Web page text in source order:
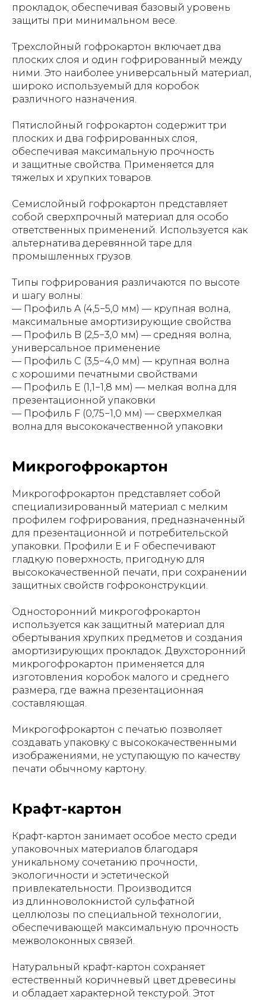
прокладок, обеспечивая базовый уровень
защиты при минимальном весе.
Трехслойный гофрокартон включает два
плоских слоя и один гофрированный между
ними. Это наиболее универсальный материал,
широко используемый для коробок
различного назначения.
Пятислойный гофрокартон содержит три
плоских и два гофрированных слоя,
обеспечивая максимальную прочность
и защитные свойства. Применяется для
тяжелых и хрупких товаров.
Семислойный гофрокартон представляет
собой сверхпрочный материал для особо
ответственных применений. Используется как
альтернатива деревянной таре для
промышленных грузов.
Типы гофрирования различаются по высоте
и шагу волны:
— Профиль A (4,5−5,0 мм) — крупная волна,
максимальные амортизирующие свойства
— Профиль B (2,5−3,0 мм) — средняя волна,
универсальное применение
— Профиль C (3,5−4,0 мм) — крупная волна
с хорошими печатными свойствами
— Профиль E (1,1−1,8 мм) — мелкая волна для
презентационной упаковки
— Профиль F (0,75−1,0 мм) — сверхмелкая
волна для высококачественной упаковки
Микрогофрокартон
Микрогофрокартон представляет собой
специализированный материал с мелким
профилем гофрирования, предназначенный
для презентационной и потребительской
упаковки. Профили E и F обеспечивают
гладкую поверхность, пригодную для
высококачественной печати, при сохранении
защитных свойств гофроконструкции.
Односторонний микрогофрокартон
используется как защитный материал для
обертывания хрупких предметов и создания
амортизирующих прокладок. Двухсторонний
микрогофрокартон применяется для
изготовления коробок малого и среднего
размера, где важна презентационная
составляющая.
Микрогофрокартон с печатью позволяет
создавать упаковку с высококачественными
изображениями, не уступающую по качеству
печати обычному картону.
Крафт-картон
Крафт-картон занимает особое место среди
упаковочных материалов благодаря
уникальному сочетанию прочности,
экологичности и эстетической
привлекательности. Производится
из длинноволокнистой сульфатной
целлюлозы по специальной технологии,
обеспечивающей максимальную прочность
межволоконных связей.
Натуральный крафт-картон сохраняет
естественный коричневый цвет древесины
и обладает характерной текстурой. Этот